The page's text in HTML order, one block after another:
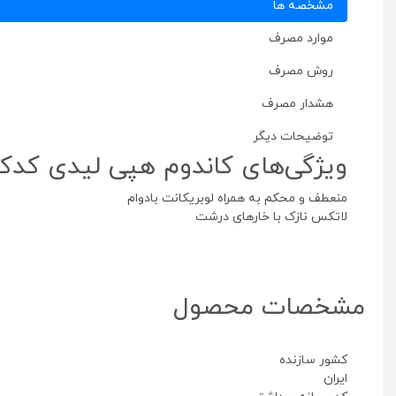
مشخصه ها
موارد مصرف
روش مصرف
هشدار مصرف
توضیحات دیگر
ویژگی‌های کاندوم هپی لیدی
منعطف و محکم به همراه لوبریکانت بادوام
لاتکس نازک با خارهای درشت
مشخصات محصول
کشور سازنده
ایران